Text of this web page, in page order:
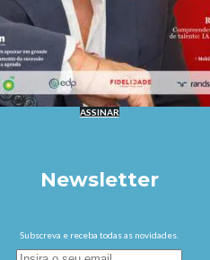
ASSINAR
Newsletter
Subscreva e receba todas as novidades.